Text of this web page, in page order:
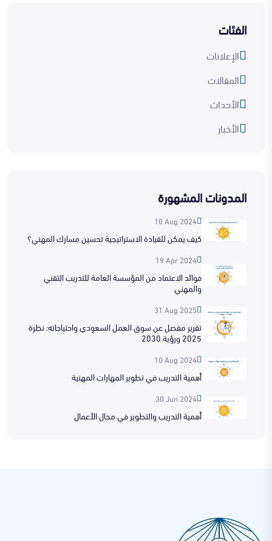
الفئات
الإعلانات
المقالات
الأحداث
الأخبار
المدونات المشهورة
10 Aug 2024
كيف يمكن للقيادة الاستراتيجية تحسين مسارك المهني؟
19 Apr 2024
فوائد الاعتماد من المؤسسة العامة للتدريب التقني
والمهني
31 Aug 2025
تقرير مفصل عن سوق العمل السعودي واحتياجاته: نظرة
2025 ورؤية 2030
10 Aug 2024
أهمية التدريب في تطوير المهارات المهنية
30 Jun 2024
أهمية التدريب والتطوير في مجال الأعمال